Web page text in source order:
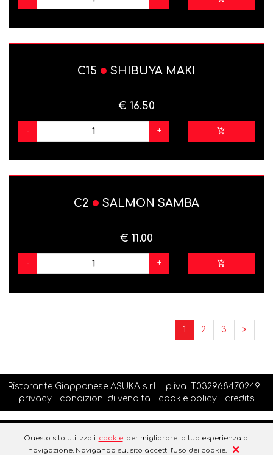
C15 SHIBUYA MAKI
€ 16.50
- +
C2 SALMON SAMBA
€ 11.00
- +
1 2 3 >
Ristorante Giapponese ASUKA s.r.l. - p.iva IT032968470249 -
privacy - condizioni di vendita - cookie policy- credits
Questo sito utilizza i cookie per migliorare la tua esperienza di
navigazione. Navigando sul sito accetti l'uso dei cookie.